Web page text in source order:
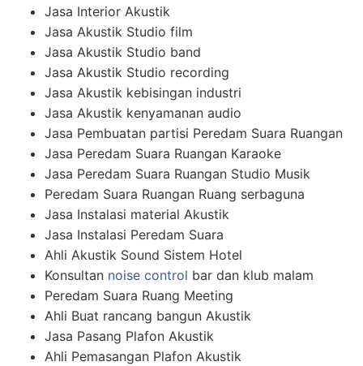
Jasa Interior Akustik
Jasa Akustik Studio film
Jasa Akustik Studio band
Jasa Akustik Studio recording
Jasa Akustik kebisingan industri
Jasa Akustik kenyamanan audio
Jasa Pembuatan partisi Peredam Suara Ruangan
Jasa Peredam Suara Ruangan Karaoke
Jasa Peredam Suara Ruangan Studio Musik
Peredam Suara Ruangan Ruang serbaguna
Jasa Instalasi material Akustik
Jasa Instalasi Peredam Suara
Ahli Akustik Sound Sistem Hotel
Konsultan noise control bar dan klub malam
Peredam Suara Ruang Meeting
Ahli Buat rancang bangun Akustik
Jasa Pasang Plafon Akustik
Ahli Pemasangan Plafon Akustik